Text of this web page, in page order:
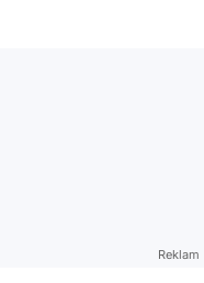
Reklam